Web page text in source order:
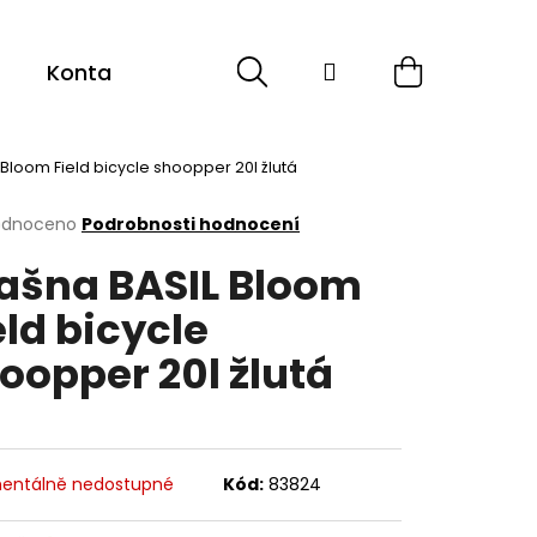
Kontakt HledatPřihlášeníNákupní
Bloom Field bicycle shoopper 20l žlutá
Podrobnosti hodnocení
BASIL Bloom
bicycle
20l žlutá
nedostupné Kód: 83824